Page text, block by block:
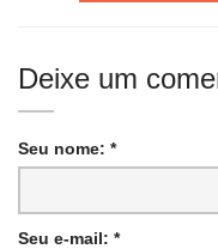
Deixe um
Seu nome: *
Seu e-mail: *